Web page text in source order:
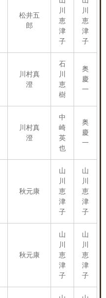
松井五
郎
川
恵
津
子
川
恵
津
子
川村真
澄
石
川
恵
樹
奥
慶
一
川村真
澄
中
崎
英
也
奥
慶
一
秋元康
山
川
恵
津
子
山
川
恵
津
子
秋元康
山
川
恵
津
子
山
川
恵
津
子